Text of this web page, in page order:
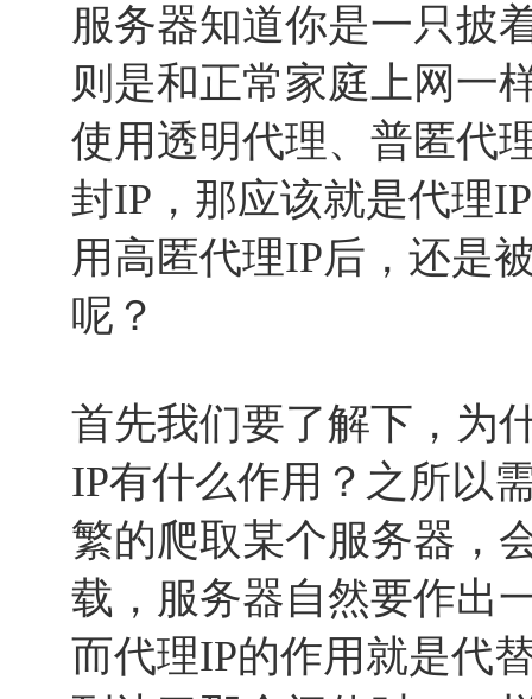
服务器知道你是一只披
则是和正常家庭上网一
使用透明代理、普匿代
封IP，那应该就是代理
用高匿代理IP后，还是
呢？
首先我们要了解下，为
IP有什么作用？之所以
繁的爬取某个服务器，
载，服务器自然要作出
而代理IP的作用就是代